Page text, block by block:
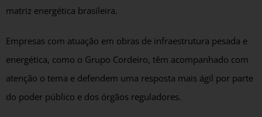
matriz energética brasileira.
Empresas com atuação em obras de infraestrutura pesada e
energética, como o Grupo Cordeiro, têm acompanhado com
atenção o tema e defendem uma resposta mais ágil por parte
do poder público e dos órgãos reguladores.